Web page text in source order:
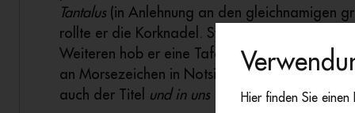
Tantalus­ (in Anlehnung an den gleichnamigen
rollte er die Korknadel. Synchron bewegte er
Weiteren hob er eine Tafel mit den Buchstaben
an Morsezeichen in Notsituationen erinnerten.
auch der Titel
und in uns … unter uns …
Hier finden Sie einen